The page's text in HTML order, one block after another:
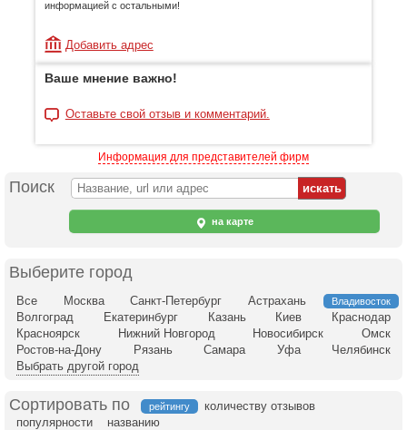
информацией с остальными!
Добавить адрес
Ваше мнение важно!
Оставьте свой отзыв и комментарий.
Информация для представителей фирм
Поиск
на карте
Выберите город
Все Москва Санкт-Петербург Астрахань Владивосток
Волгоград Екатеринбург Казань Киев
Краснодар
Красноярск
Нижний Новгород Новосибирск
Омск
Ростов-на-Дону
Рязань Самара Уфа
Челябинск
Выбрать другой город
Сортировать по рейтингу
количеству отзывов
популярности
названию